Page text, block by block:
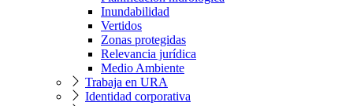
Inundabilidad
Vertidos
Zonas protegidas
Relevancia jurídica
Medio Ambiente
Trabaja en URA
Identidad corporativa